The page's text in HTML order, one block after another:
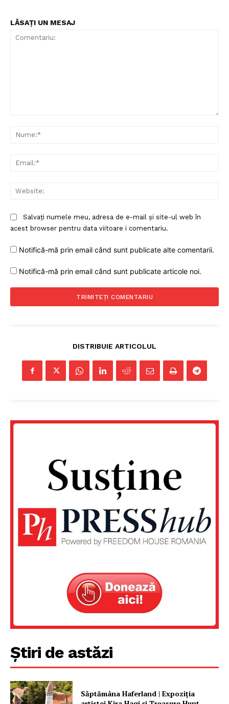
PRESShub
Despre noi / Echipa
LĂSAȚI UN MESAJ
Salvați numele meu, adresa de e-mail și site-ul web în
acest browser pentru data viitoare i comentariu.
Notifică-mă prin email când sunt publicate alte comentarii.
Notifică-mă prin email când sunt publicate articole noi.
DISTRIBUIE ARTICOLUL
Știri de astăzi
Săptămâna Haferland | Expoziţia